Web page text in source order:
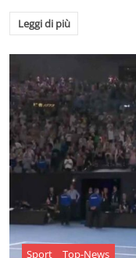
Leggi di più
Sport Top-News